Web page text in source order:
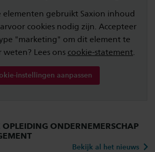
elementen gebruikt Saxion inhoud
cookies nodig zijn. Accepteer
"marketing" om dit element te
Lees ons cookie-statement.
instellingen aanpassen
ONDERNEMERSCHAP
Bekijk al het nieuws